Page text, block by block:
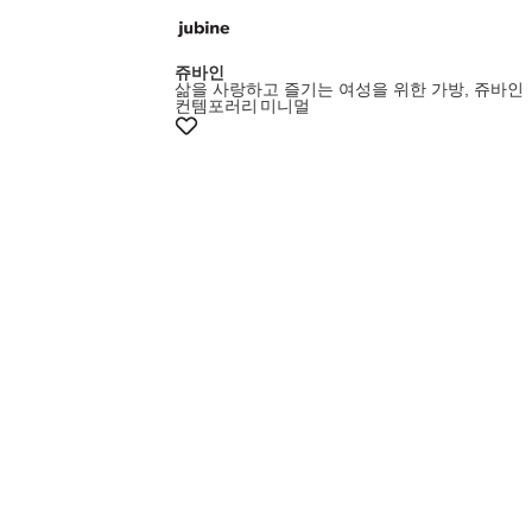
쥬바인
삶을 사랑하고 즐기는 여성을 위한 가방, 쥬바인
컨템포러리 미니멀